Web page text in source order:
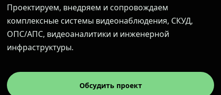
Проектируем, внедряем и сопровождаем
комплексные системы видеонаблюдения, СКУД,
ОПС/АПС, видеоаналитики и инженерной
инфраструктуры.
Обсудить проект